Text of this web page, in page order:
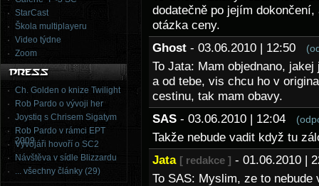
StarCast
Škola multiplayeru
Video týdne
Zoom
Ch. Golden o knize Twilight
Rob Pardo o vývoji her
Joystiq s Chrisem Sigatym
Rob Pardo v rámci EPT
2009
Vývojáři hovoří o SC2
Návštěva v sídle Blizzardu
... všechny články (29)
dodatečně po jejím
otázka ceny.
Ghost - 03.06.2010 | 12:50
To Jata: Mam objednano,
a od tebe, vis chcu ho v
cestinu, tak mam obavy.
SAS - 03.06.2010 | 12:04
Takže nebude vadit když tu
Jata [ redakce ] - 01.06.2010 |
To SAS: Myslim, ze to